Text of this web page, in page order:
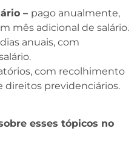
– pago anualmente,
mês adicional de salário.
anuais, com
com recolhimento
direitos previdenciários.
esses tópicos no